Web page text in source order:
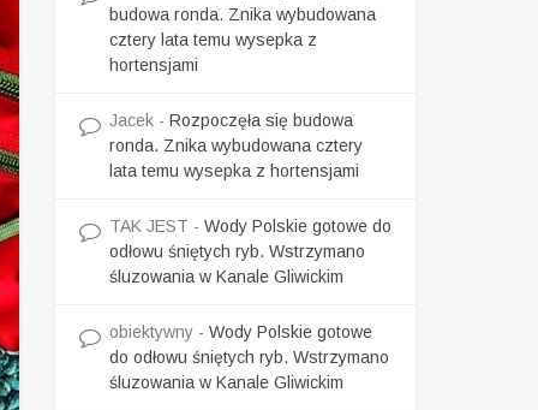
budowa ronda. Znika wybudowana
cztery lata temu wysepka z
hortensjami
Jacek - Rozpoczęła się budowa
ronda. Znika wybudowana cztery
lata temu wysepka z hortensjami
TAK JEST - Wody Polskie gotowe do
odłowu śniętych ryb. Wstrzymano
śluzowania w Kanale Gliwickim
obiektywny - Wody Polskie gotowe
do odłowu śniętych ryb. Wstrzymano
śluzowania w Kanale Gliwickim